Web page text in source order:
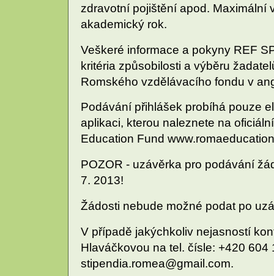
zdravotní pojištění apod. Maximální
akademický rok.
Veškeré informace a pokyny REF
kritéria způsobilosti a výběru
Romského vzdělávacího fondu v
Podávání přihlášek probíhá pouze
aplikaci, kterou naleznete na
Education Fund
POZOR - uzávěrka pro podávání
7. 2013!
Žádosti nebude možné podat po
V případě jakýchkoliv nejasností
Hlaváčkovou na tel. čísle: +420
stipendia.romea@gmail.com.